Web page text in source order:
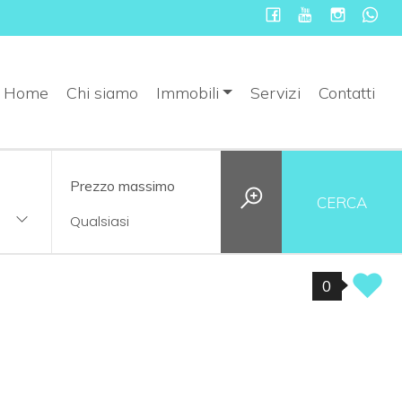
Home Chi siamo Immobili Servizi Contatti
Prezzo massimo
CERCA
0